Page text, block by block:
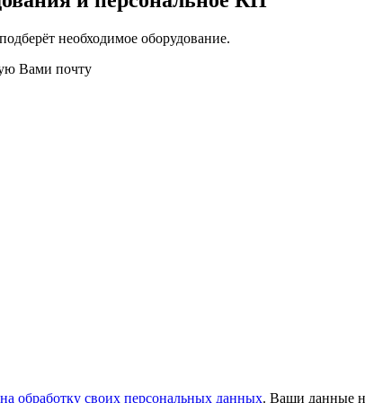
необходимое оборудование.
Вами почту
на обработку своих персональных данных. Ваши данные